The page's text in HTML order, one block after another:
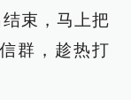
束，马上把
群，趁热打